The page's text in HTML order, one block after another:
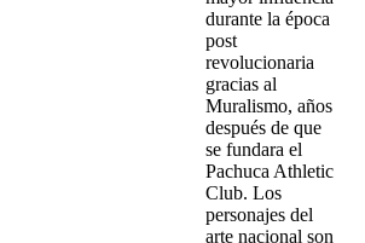
durante la época
post
revolucionaria
gracias al
Muralismo, años
después de que
se fundara el
Pachuca Athletic
Club. Los
personajes del
arte nacional son